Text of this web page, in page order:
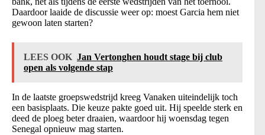
Daardoor laaide de discussie weer op: moest Garcia hem niet
gewoon laten starten?
LEES OOK Jan Vertonghen houdt stage bij club
open als volgende stap
In de laatste groepswedstrijd kreeg Vanaken uiteindelijk toch
een basisplaats. Die keuze pakte goed uit. Hij speelde sterk en
deed de ploeg beter draaien, waardoor hij woensdag tegen
Senegal opnieuw mag starten.